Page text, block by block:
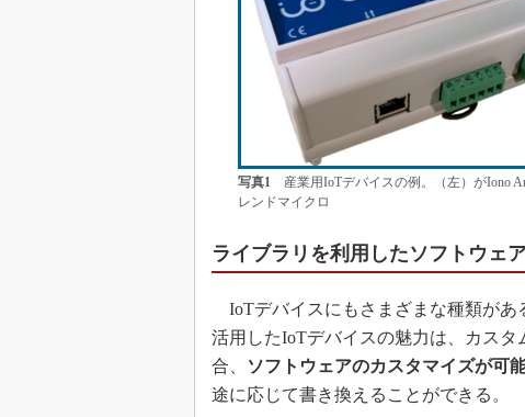
写真1産業用IoTデバイスの例。（左）がIono
レンドマイクロ
ライブラリを利用したソフトウェ
IoTデバイスにもさまざまな種類があ
活用したIoTデバイスの魅力は、カス
合、
ソフトウェアのカスタマイズが可
途に応じて書き換えることができる。